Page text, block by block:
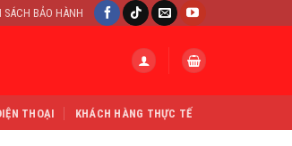
SÁCH BẢO HÀNH
THOẠI KHÁCH HÀNG THỰC TẾ